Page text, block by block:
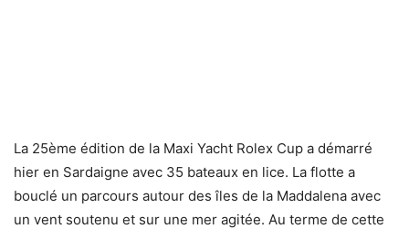
La 25ème édition de la Maxi Yacht Rolex Cup a démarré
hier en Sardaigne avec 35 bateaux en lice. La flotte a
bouclé un parcours autour des îles de la Maddalena avec
un vent soutenu et sur une mer agitée. Au terme de cette